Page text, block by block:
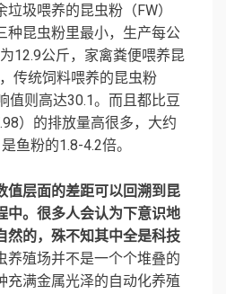
圾喂养的昆虫粉（FW）
种昆虫粉里最小，生产每公
12.9公斤，家禽粪便喂养昆
传统饲料喂养的昆虫粉
值则高达30.1。而且都比豆
）的排放量高很多，大约
鱼粉的1.8-4.2倍。
值层面的差距可以回溯到昆
中。很多人会认为下意识地
然的，殊不知其中全是科技
养殖场并不是一个个堆叠的
充满金属光泽的自动化养殖